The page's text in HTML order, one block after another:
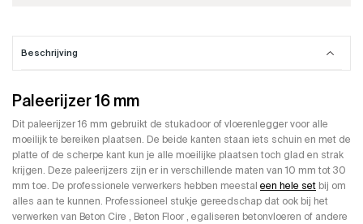
Beschrijving
Paleerijzer 16 mm
Dit paleerijzer 16 mm gebruikt de stukadoor of vloerenlegger voor alle
moeilijk te bereiken plaatsen. De beide kanten staan iets schuin en met de
platte of de scherpe kant kun je alle moeilijke plaatsen toch glad en strak
krijgen. Deze paleerijzers zijn er in verschillende maten van 10 mm tot 30
mm toe. De professionele verwerkers hebben meestal een hele set bij om
alles aan te kunnen. Professioneel stukje gereedschap dat ook bij het
verwerken van Beton Cire , Beton Floor , egaliseren betonvloeren of andere